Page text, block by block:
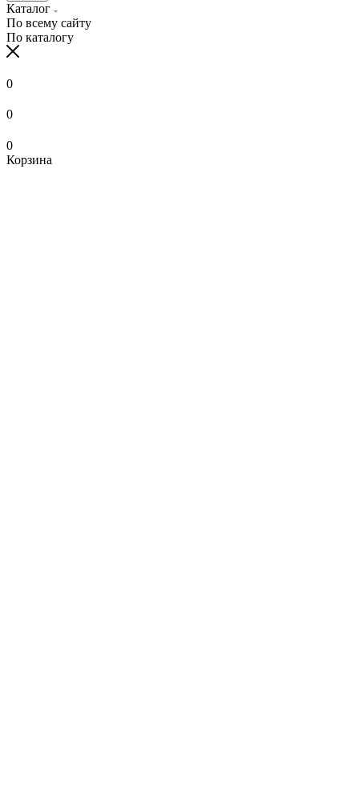
Каталог
По всему сайту
По каталогу
0
0
0
Корзина